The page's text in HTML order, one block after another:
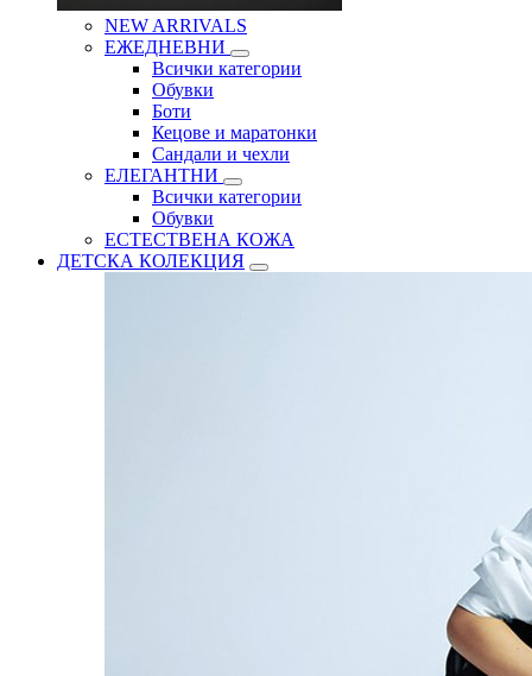
NEW ARRIVALS
ЕЖЕДНЕВНИ
Всички категории
Обувки
Боти
Кецове и маратонки
Сандали и чехли
ЕЛЕГАНТНИ
Всички категории
Обувки
ЕСТЕСТВЕНА КОЖА
ДЕТСКА КОЛЕКЦИЯ